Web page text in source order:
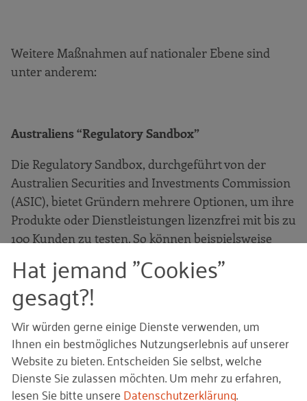
Weitere Maßnahmen auf nationaler Ebene sind
unter anderem:
Australiens “Regulatory Sandbox”
Die Regulatory Sandbox, durchgeführt von der
Australien Securities and Investments Commission
(ASIC), bietet Gründern mehrere Optionen, um ihre
Produkte oder Dienstleistungen lizenzfrei mit bis zu
100 Kunden zu testen. So können beispielsweise
Monate lang ohne eine Bankenlizenz oder ähnliche
Formalitäten ausprobieren.
Landing Pads für australische Unternehmen auf
dem Weg zur globalen Skalierung
Hat jemand "Cookies"
gesagt?!
Wir würden gerne einige Dienste verwenden, um
Ihnen ein bestmögliches Nutzungserlebnis auf unserer
Website zu bieten. Entscheiden Sie selbst, welche
Dienste Sie zulassen möchten.Um mehr zu erfahren,
lesen Sie bitte unsereDatenschutzerklärung.